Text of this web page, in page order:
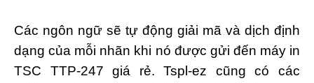
Các ngôn ngữ sẽ tự động giải mã và dịch định
dạng của mỗi nhãn khi nó được gửi đến máy in
TSC TTP-247 giá rẻ. Tspl-ez cũng có các